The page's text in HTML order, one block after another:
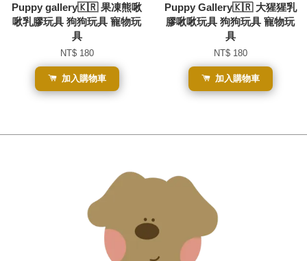
Puppy gallery🇰🇷 果凍熊啾
啾乳膠玩具 狗狗玩具 寵物玩
具
NT$ 180
加入購物車
Puppy Gallery🇰🇷 大猩猩乳
膠啾啾玩具 狗狗玩具 寵物玩
具
NT$ 180
加入購物車